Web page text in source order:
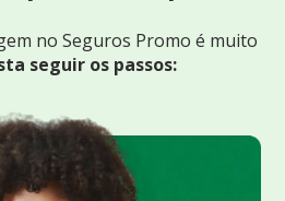
no Seguros Promo é muito
seguir os passos: